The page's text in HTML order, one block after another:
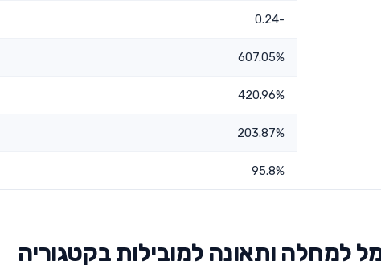
-0.24
607.05%
420.96%
203.87%
95.8%
למחלה ותאונה למובילות בקטגוריה